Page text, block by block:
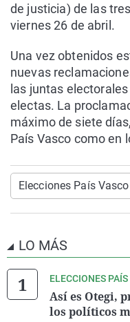
de justicia) de las
viernes 26 de abril.
Una vez obtenidos
nuevas
las juntas
electas. La
máximo de siete
País Vasco como en
Elecciones País Vasco
LO MÁS
ELECCIONES
Así es Otegi,
los políticos